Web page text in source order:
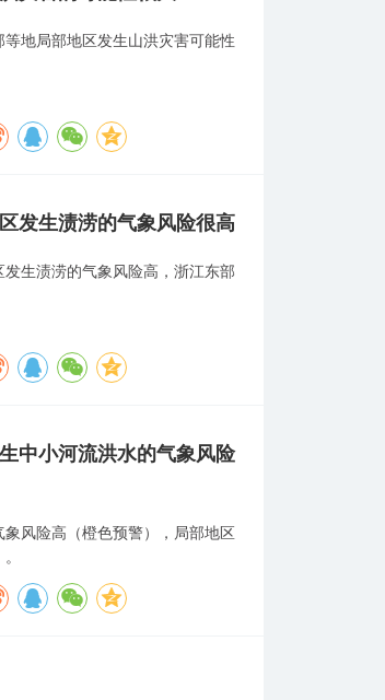
地局部地区发生山洪灾害可能性
发生渍涝的气象风险很高
生渍涝的气象风险高，浙江东部
中小河流洪水的气象风险
风险高（橙色预警），局部地区